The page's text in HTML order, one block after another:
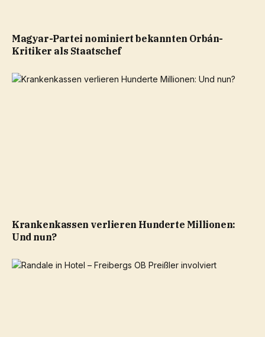
Magyar-Partei nominiert bekannten Orbán-
Kritiker als Staatschef
Krankenkassen verlieren Hunderte Millionen:
Und nun?